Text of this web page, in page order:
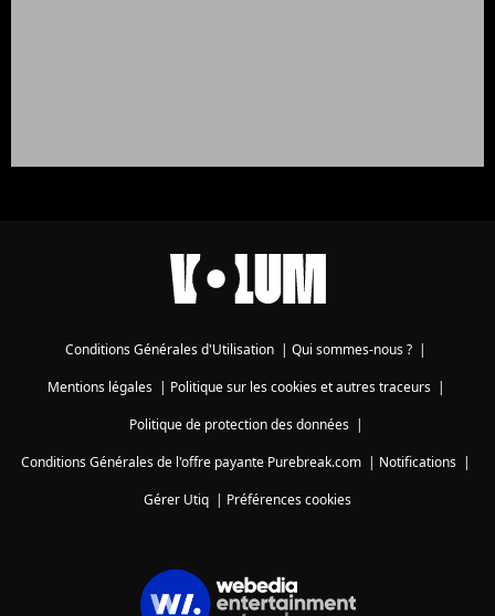
Conditions Générales d'Utilisation | Qui sommes-nous ? |
Mentions légales| Politique sur les cookies et autres traceurs|
Politique de protection des données|
Conditions Générales de l'offre payante Purebreak.com | Notifications |
Gérer Utiq | Préférences cookies